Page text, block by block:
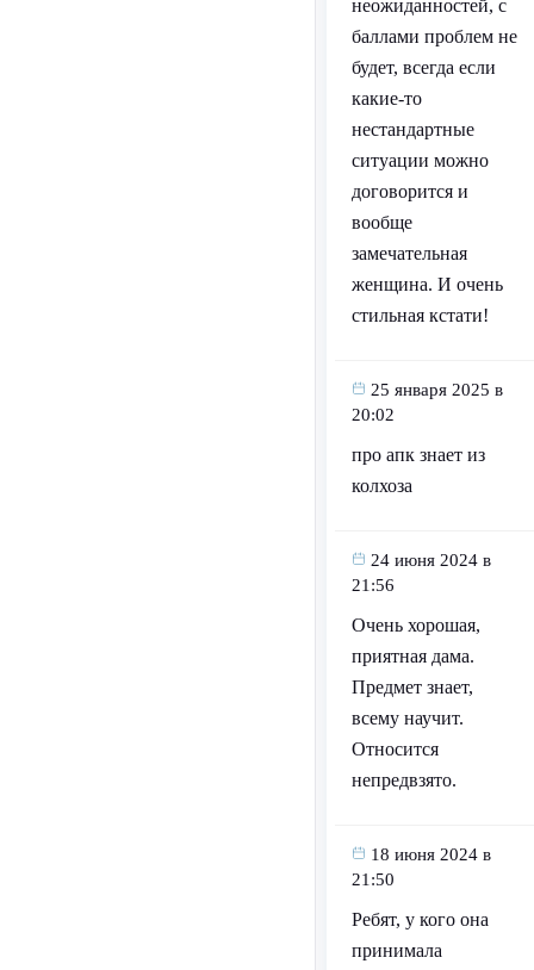
неожиданностей, с
баллами проблем не
будет, всегда если
какие-то
нестандартные
ситуации можно
договорится и
вообще
замечательная
женщина. И очень
стильная кстати!
25 января 2025 в
20:02
про апк знает из
колхоза
24 июня 2024 в
21:56
Очень хорошая,
приятная дама.
Предмет знает,
всему научит.
Относится
непредвзято.
18 июня 2024 в
21:50
Ребят, у кого она
принимала